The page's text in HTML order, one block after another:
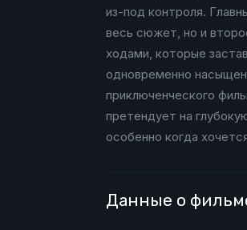
из-под контроля.
весь сюжет, но и
ходами, которые
одновременно
приключенческого
претендует на
особенно когда
Данные о